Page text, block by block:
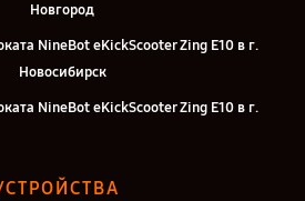
Новгород
NineBot eKickScooter Zing E10 в г.
Новосибирск
NineBot eKickScooter Zing E10 в г.